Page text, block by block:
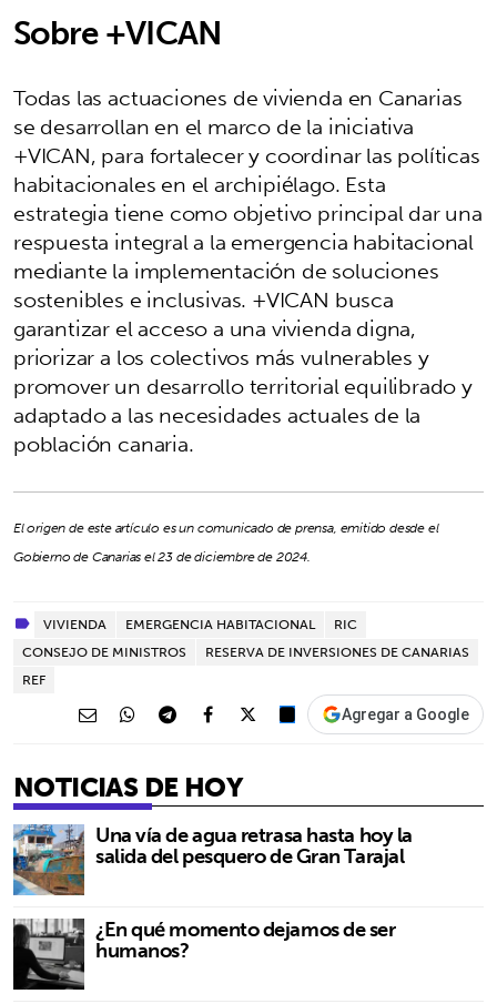
Sobre +VICAN
Todas las actuaciones de vivienda en Canarias
se desarrollan en el marco de la iniciativa
+VICAN, para fortalecer y coordinar las políticas
habitacionales en el archipiélago. Esta
estrategia tiene como objetivo principal dar una
respuesta integral a la emergencia habitacional
mediante la implementación de soluciones
sostenibles e inclusivas. +VICAN busca
garantizar el acceso a una vivienda digna,
priorizar a los colectivos más vulnerables y
promover un desarrollo territorial equilibrado y
adaptado a las necesidades actuales de la
población canaria.
El origen de este artículo es un comunicado de prensa, emitido desde el
Gobierno de Canarias el 23 de diciembre de 2024.
VIVIENDA EMERGENCIA HABITACIONAL
RIC
CONSEJO DE MINISTROS
RESERVA DE INVERSIONES DE CANARIAS
REF
Agregar a Google
NOTICIAS DE HOY
Una vía de agua retrasa hasta hoy la
salida del pesquero de Gran Tarajal
¿En qué momento dejamos de ser
humanos?